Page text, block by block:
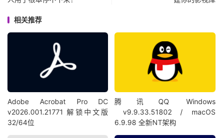
相关推荐
Adobe Acrobat Pro DC
v2026.001.21771 解锁中文版
32/64位
腾讯QQ Windows
v9.9.33.51802 / macOS
6.9.98 全新NT架构